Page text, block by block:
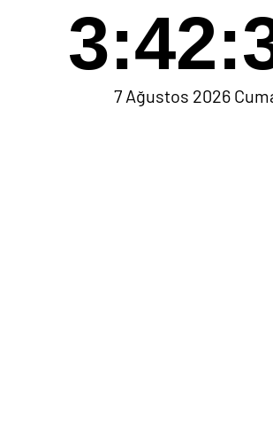
7 Ağustos 2026